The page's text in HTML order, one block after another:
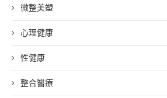
微整美塑
心理健康
性健康
整合醫療